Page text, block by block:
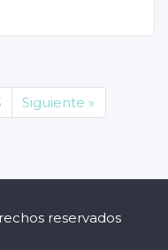
Siguiente »
reservados